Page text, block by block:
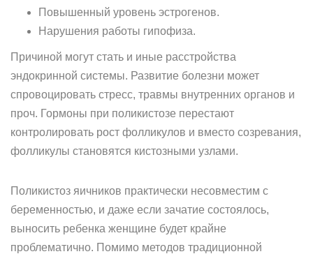
Повышенный уровень эстрогенов.
Нарушения работы гипофиза.
Причиной могут стать и иные расстройства
эндокринной системы. Развитие болезни может
спровоцировать стресс, травмы внутренних органов и
проч. Гормоны при поликистозе перестают
контролировать рост фолликулов и вместо созревания,
фолликулы становятся кистозными узлами.
Поликистоз яичников практически несовместим с
беременностью, и даже если зачатие состоялось,
выносить ребенка женщине будет крайне
проблематично. Помимо методов традиционной